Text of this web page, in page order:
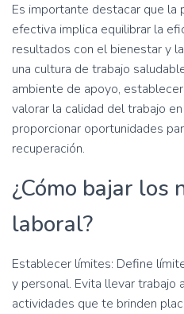
Es importante destacar que la
efectiva implica equilibrar la
resultados con el bienestar y
una cultura de trabajo
ambiente de apoyo,
valorar la calidad del trabajo
proporcionar oportunidades
recuperación.
¿Cómo bajar los
laboral?
Establecer límites: Define
y personal. Evita llevar trabajo
actividades que te brinden